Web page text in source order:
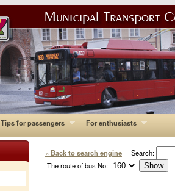
Tips for passengers For enthusiasts
« Back to search engine Search:
The route of bus No: